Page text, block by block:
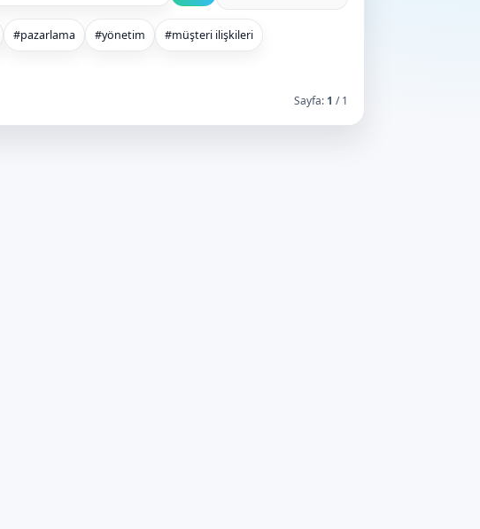
#pazarlama #yönetim #müşteri ilişkileri
Sayfa: 1 / 1